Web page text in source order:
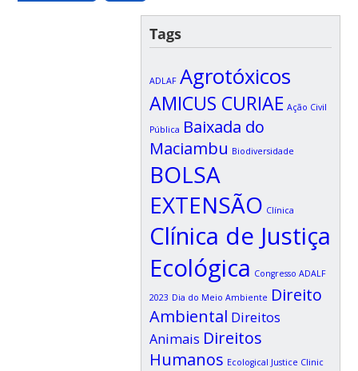
Tags
ADLAF Agrotóxicos
AMICUS CURIAE Ação Civil
Pública Baixada do
Maciambu Biodiversidade
BOLSA
EXTENSÃO Clínica
Clínica de Justiça
Ecológica Congresso ADALF
2023 Dia do Meio Ambiente Direito
Ambiental Direitos
Animais Direitos
Humanos Ecological Justice Clinic